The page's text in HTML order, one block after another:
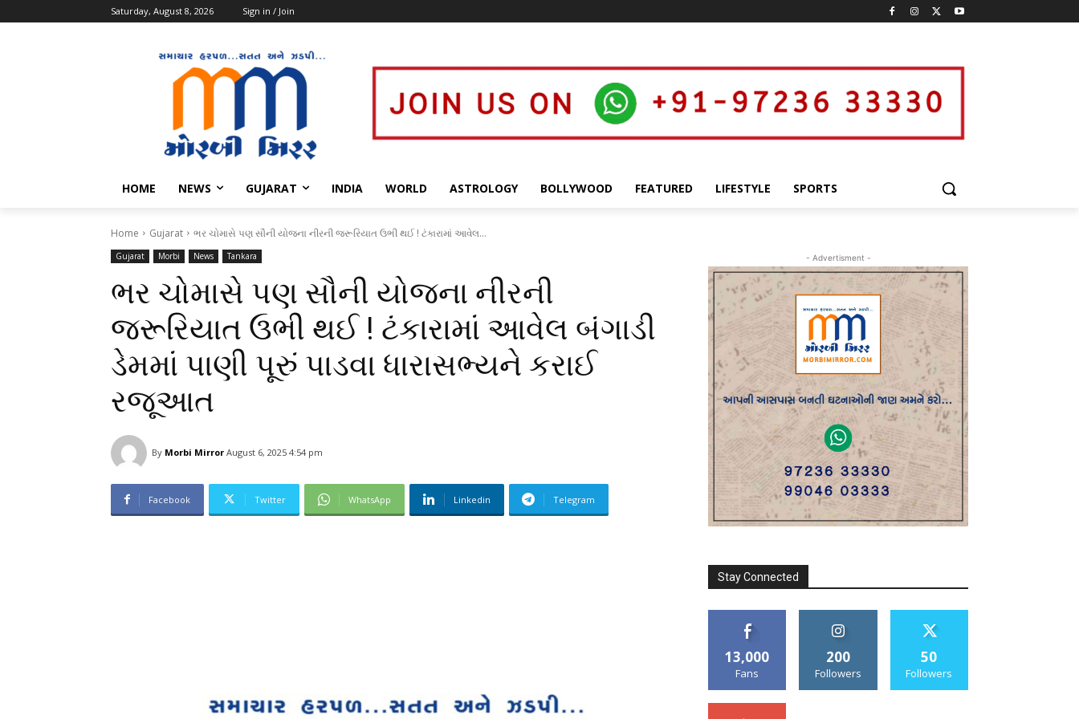
Saturday, August 8, 2026 Sign in / Join
HOME NEWS GUJARAT INDIA WORLD ASTROLOGY BOLLYWOOD FEATURED LIFESTYLE SPORTS
Home Gujarat ભર ચોમાસે પણ સૌની યોજના નીરની જરૂરિયાત ઉભી થઈ ! ટંકારામાં આવેલ...
Gujarat Morbi News Tankara
ભર ચોમાસે પણ સૌની યોજના નીરની
જરૂરિયાત ઉભી થઈ ! ટંકારામાં આવેલ બંગાડી
ડેમમાં પાણી પૂરું પાડવા ધારાસભ્યને કરાઈ
રજૂઆત
By Morbi Mirror August 6, 2025 4:54 pm
Facebook Twitter WhatsApp Linkedin Telegram
- Advertisment -
Stay Connected
13,000
Fans
200
Followers
50
Followers